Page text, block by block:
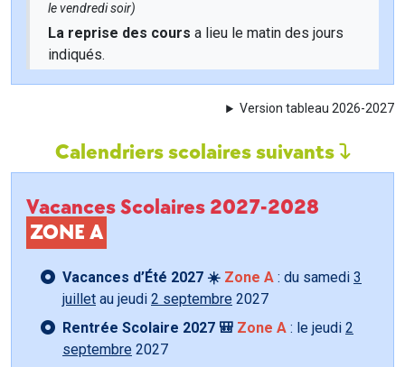
le vendredi soir)
La reprise des cours a lieu le matin des jours
indiqués.
Version tableau 2026-2027
Calendriers scolaires suivants
Vacances Scolaires 2027-2028
ZONE A
Vacances d’Été 2027 ☀️ Zone A : du samedi 3
juillet au jeudi 2 septembre 2027
Rentrée Scolaire 2027 🎒 Zone A : le jeudi 2
septembre 2027